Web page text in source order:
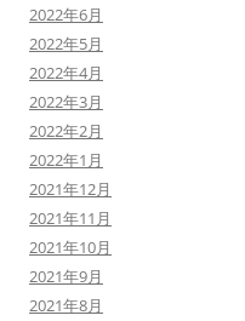
2022年6月
2022年5月
2022年4月
2022年3月
2022年2月
2022年1月
2021年12月
2021年11月
2021年10月
2021年9月
2021年8月